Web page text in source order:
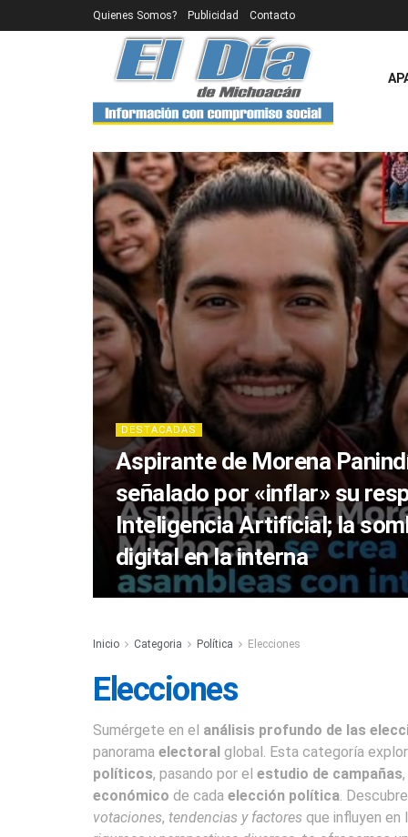
Quienes Somos? Publicidad Contacto
DESTACADAS
Aspirante de Morena
señalado por «inflar» su
Inteligencia Artificial; la
digital en la interna
Inicio Categoria Política Elecciones
Elecciones
Sumérgete en el análisis profundo de las
panorama electoral global. Esta categoría
políticos, pasando por el estudio de campañas,
económico de cada elección política. Descubre
votaciones, tendencias y factores que influyen en